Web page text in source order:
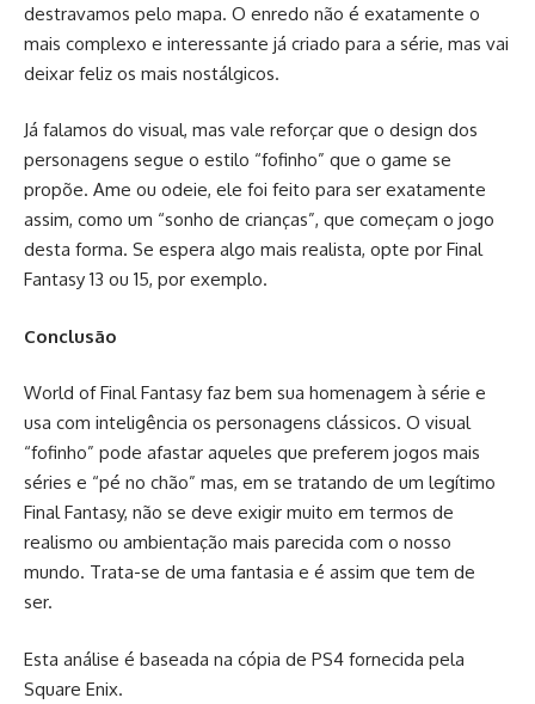
destravamos pelo mapa. O enredo não é exatamente o
mais complexo e interessante já criado para a série, mas vai
deixar feliz os mais nostálgicos.
Já falamos do visual, mas vale reforçar que o design dos
personagens segue o estilo “fofinho” que o game se
propõe. Ame ou odeie, ele foi feito para ser exatamente
assim, como um “sonho de crianças”, que começam o jogo
desta forma. Se espera algo mais realista, opte por Final
Fantasy 13 ou 15, por exemplo.
Conclusão
World of Final Fantasy faz bem sua homenagem à série e
usa com inteligência os personagens clássicos. O visual
“fofinho” pode afastar aqueles que preferem jogos mais
séries e “pé no chão” mas, em se tratando de um legítimo
Final Fantasy, não se deve exigir muito em termos de
realismo ou ambientação mais parecida com o nosso
mundo. Trata-se de uma fantasia e é assim que tem de
ser.
Esta análise é baseada na cópia de PS4 fornecida pela
Square Enix.